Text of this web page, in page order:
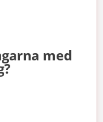
med